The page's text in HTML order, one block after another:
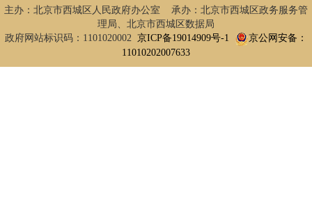
主办：北京市西城区人民政府办公室 承办：北京市西城区政务服务管
理局、北京市西城区数据局
政府网站标识码：1101020002 京ICP备19014909号-1
京公网安备：
11010202007633